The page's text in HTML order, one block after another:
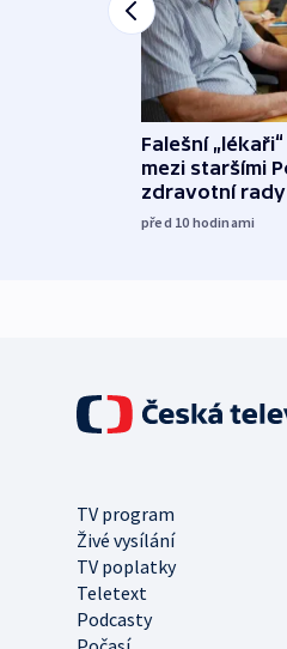
Falešní
mezi staršími
zdravotní rady
před 10 hodinami
TV program
Živé vysílání
TV poplatky
Teletext
Podcasty